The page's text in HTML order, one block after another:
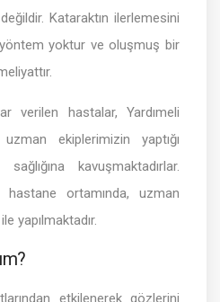
Kataraktın ilerlemesini
yoktur ve oluşmuş bir
verilen hastalar, Yardımeli
ekiplerimizin yaptığı
kavuşmaktadırlar.
hastane ortamında, uzman
yapılmaktadır.
etkilenerek gözlerini